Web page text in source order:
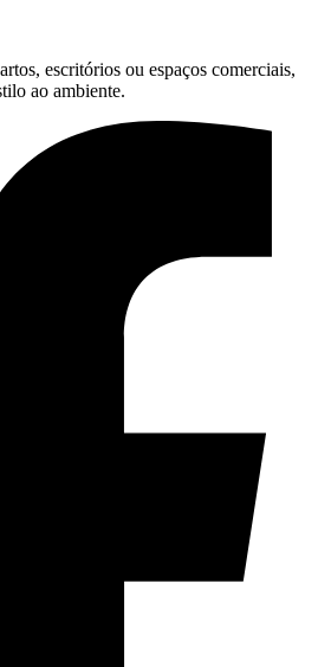
escritórios ou espaços comerciais,
ao ambiente.